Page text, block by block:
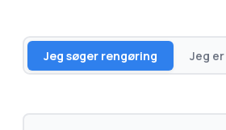
Jeg søger rengøring Jeg